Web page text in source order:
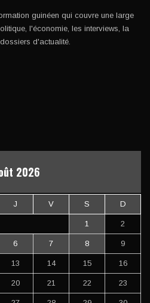
guinéen qui couvre une large
l'économie, les interviews, la
d'actualité.
2026
J V S D
1 2
6 7 8 9
13 14 15 16
20 21 22 23